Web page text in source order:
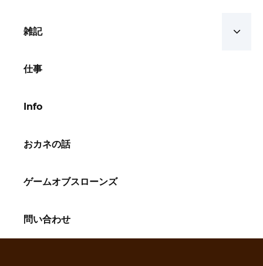
雑記
仕事
Info
おカネの話
ゲームオブスローンズ
問い合わせ